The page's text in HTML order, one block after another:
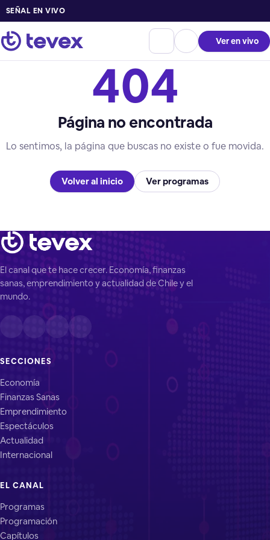
SEÑAL EN VIVO
Ver en vivo
404
Página no encontrada
Lo sentimos, la página que buscas no existe o fue movida.
Volver al inicio Ver programas
El canal que te hace crecer. Economía, finanzas
sanas, emprendimiento y actualidad de Chile y el
mundo.
SECCIONES
Economía
Finanzas Sanas
Emprendimiento
Espectáculos
Actualidad
Internacional
EL CANAL
Programas
Programación
Capítulos